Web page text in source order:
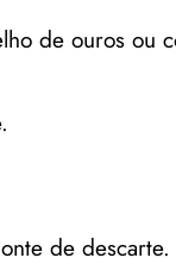
de ouros ou
de